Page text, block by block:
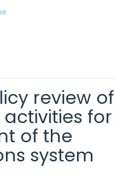
review of
for
of the
system